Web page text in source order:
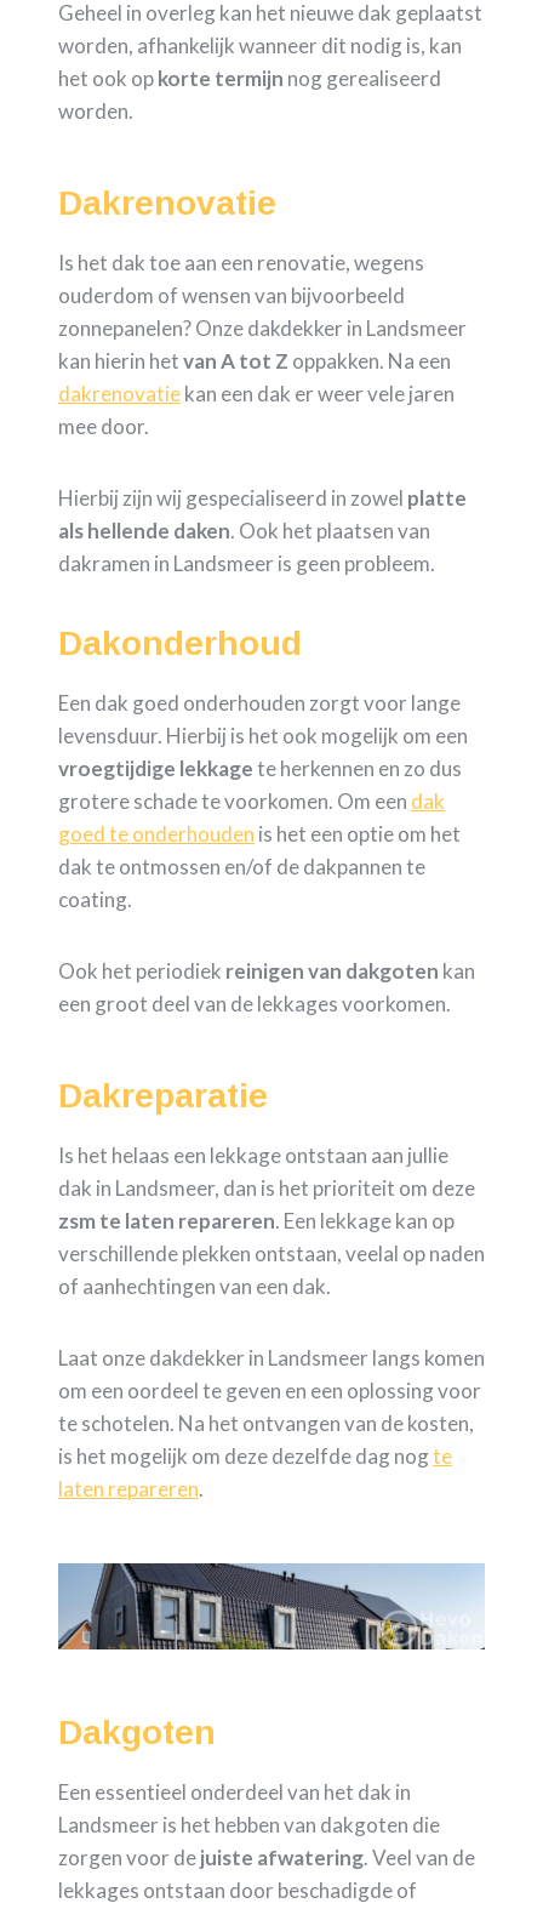
Geheel in overleg kan het nieuwe dak geplaatst
worden, afhankelijk wanneer dit nodig is, kan
het ook opkorte termijn nog gerealiseerd
worden.
Dakrenovatie
Is het dak toe aan een renovatie, wegens
ouderdom of wensen van bijvoorbeeld
zonnepanelen? Onze dakdekker in Landsmeer
kan hierin hetvan A tot Z oppakken. Na een
dakrenovatiekan een dak er weer vele jaren
mee door.
Hierbij zijn wij gespecialiseerd in zowel platte
als hellende daken. Ook het plaatsen van
dakramen in Landsmeer is geen probleem.
Dakonderhoud
Een dak goed onderhouden zorgt voor lange
levensduur. Hierbij is het ook mogelijk om een
vroegtijdige lekkagete herkennen en zo dus
grotere schade te voorkomen. Om een dak
goed te onderhouden is het een optie om het
dak te ontmossen en/of de dakpannen te
coating.
Ook het periodiek reinigen van dakgoten kan
een groot deel van de lekkages voorkomen.
Dakreparatie
Is het helaas een lekkage ontstaan aan jullie
dak in Landsmeer, dan is het prioriteit om deze
zsm te laten repareren. Een lekkage kan op
verschillende plekken ontstaan, veelal op naden
of aanhechtingen van een dak.
Laat onze dakdekker in Landsmeer langs komen
om een oordeel te geven en een oplossing voor
te schotelen. Na het ontvangen van de kosten,
is het mogelijk om deze dezelfde dag nogte
laten repareren.
Dakgoten
Een essentieel onderdeel van het dak in
Landsmeer is het hebben van dakgoten die
zorgen voor dejuiste afwatering. Veel van de
lekkages ontstaan door beschadigde of